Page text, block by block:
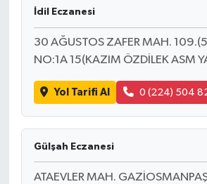
İdil Eczanesi
30 AĞUSTOS ZAFER MAH.
NO:1A 15(KAZIM ÖZDİLEK ASM
Yol Tarifi Al 0 (224) 504
Gülşah Eczanesi
ATAEVLER MAH.